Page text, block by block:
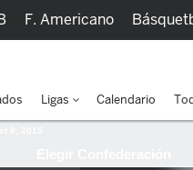
F. Americano
Ligas Calendario